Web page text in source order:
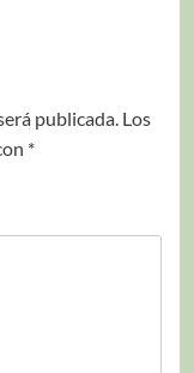
publicada. Los
*